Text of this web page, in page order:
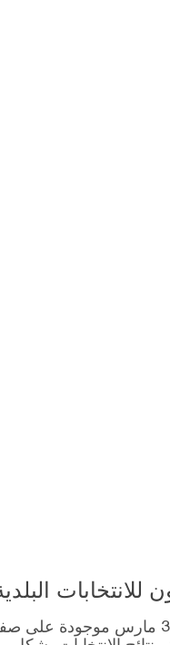
البلدية المحلية –
قائمة رؤساء البلديات المرشحين للانتخابات